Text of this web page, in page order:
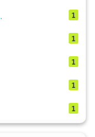
1
1
1
1
1